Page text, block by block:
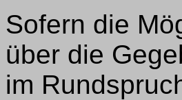
Sofern die
über die
im